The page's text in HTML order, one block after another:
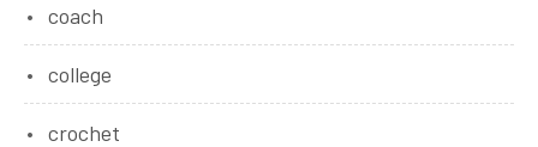
coach
college
crochet